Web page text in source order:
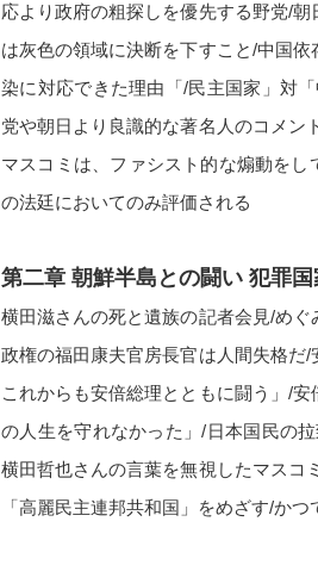
応より政府の粗探しを優先する野党/
は灰色の領域に決断を下すこと/中国
染に対応できた理由「/民主国家」対
党や朝日より良識的な著名人のコメン
マスコミは、ファシスト的な煽動を
の法廷においてのみ評価される
第二章 朝鮮半島との闘い 犯罪
横田滋さんの死と遺族の記者会見/め
政権の福田康夫官房長官は人間失格だ
これからも安倍総理とともに闘う」/
の人生を守れなかった」/日本国民の
横田哲也さんの言葉を無視したマスコ
「高麗民主連邦共和国」をめざす/か